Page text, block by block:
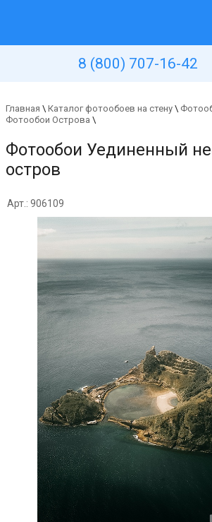
8 (800) 707-16-42
Главная \ Каталог фотообоев на стену \
Фотообои Острова \
Фотообои Уединенный
остров
Арт.: 906109